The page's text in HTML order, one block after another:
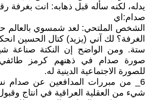
يدله، لكنه سأله قبل ذهابه: انت بغرفة
صدام:اي
الشخص الملتحي: لعد شمسوي بالعالم
الغرفة؟ لك آني (يزيد) كتال الحسين
ستة. ومن الواضح إن النكتة صناعة
صورة صدام في ذهنهم كرمز طائفي.
للصورة الاجتماعية الدينية له.
6_ من مبررات المدافعين عن صدام
شيء من العقلية العراقية في انتاج وقبول